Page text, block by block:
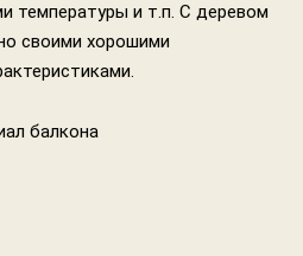
температуры и т.п. С деревом
своими хорошими